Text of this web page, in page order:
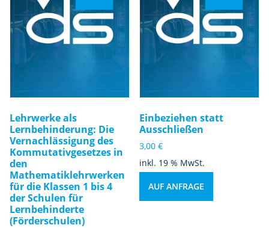
Lehrwerke als
Lernbehinderung: Die
Vernachlässigung des
Kommutativgesetzes in
den
Mathematiklehrwerken
für die Klassen 1 bis 4
der Schulen für
Lernbehinderte
(Förderschulen)
Einbeziehen statt
Ausschließen
3,00€
inkl. 19 % MwSt.
AUF ANFRAGE